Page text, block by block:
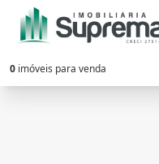
0 imóveis para venda